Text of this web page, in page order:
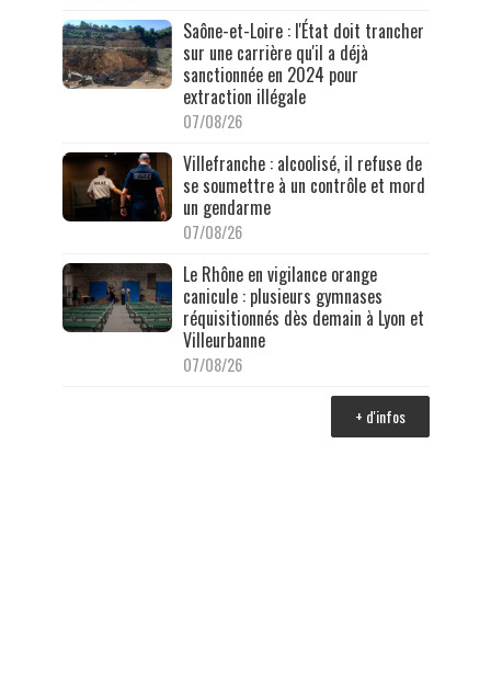
Saône-et-Loire : l'État doit trancher
sur une carrière qu'il a déjà
sanctionnée en 2024 pour
extraction illégale
07/08/26
Villefranche : alcoolisé, il refuse de
se soumettre à un contrôle et mord
un gendarme
07/08/26
Le Rhône en vigilance orange
canicule : plusieurs gymnases
réquisitionnés dès demain à Lyon et
Villeurbanne
07/08/26
+ d'infos